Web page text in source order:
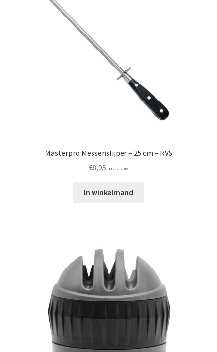
Persoonlijke Verzorging
Masterpro Messenslijper – 25 cm – RVS
€8,95 incl. btw
In winkelmand